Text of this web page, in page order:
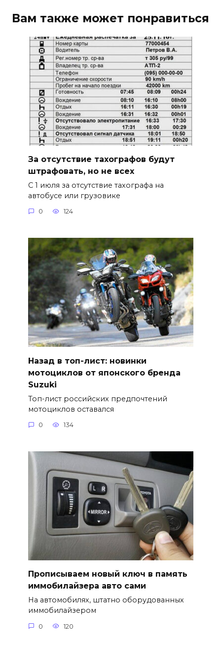
Вам также может понравиться
За отсутствие тахографов будут
штрафовать, но не всех
С 1 июля за отсутствие тахографа на
автобусе или грузовике
0 124
Назад в топ-лист: новинки
мотоциклов от японского бренда
Suzuki
Топ-лист российских предпочтений
мотоциклов оставался
0 134
Прописываем новый ключ в память
иммобилайзера авто сами
На автомобилях, штатно оборудованных
иммобилайзером
0 120